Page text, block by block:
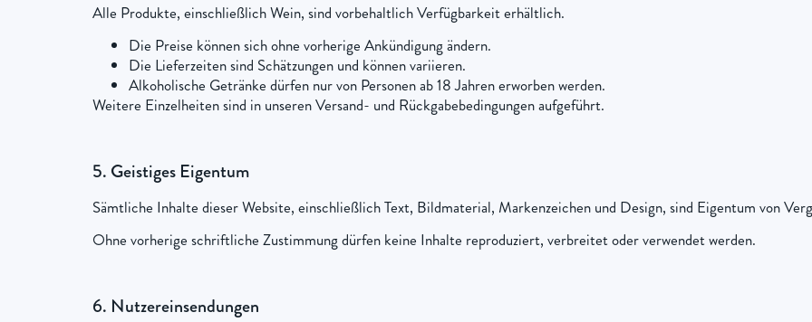
Alle Produkte, einschließlich Wein, sind vorbehaltlich Verfügbarkeit erhältlich.
Die Preise können sich ohne vorherige Ankündigung ändern.
Die Lieferzeiten sind Schätzungen und können variieren.
Alkoholische Getränke dürfen nur von Personen ab 18 Jahren erworben werden.
Weitere Einzelheiten sind in unseren Versand- und Rückgabebedingungen aufgeführt.
5. Geistiges Eigentum
Sämtliche Inhalte dieser Website, einschließlich Text, Bildmaterial, Markenzeichen und Design, sind Eigentum von
Ohne vorherige schriftliche Zustimmung dürfen keine Inhalte reproduziert, verbreitet oder verwendet werden.
6. Nutzereinsendungen